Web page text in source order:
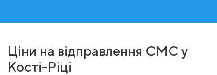
Ціни на відправлення СМС у
Кості-Ріці